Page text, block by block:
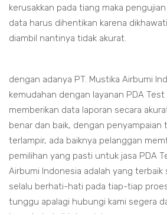
kerusakkan pada tiang maka
data harus dihentikan karena
diambil nantinya tidak akurat.
dengan adanya PT. Mustika Airbumi
kemudahan dengan layanan PDA
memberikan data laporan secara
benar dan baik, dengan penyampaian
terlampir, ada baiknya pelanggan
pemilihan yang pasti untuk jasa PDA
Airbumi Indonesia adalah yang
selalu berhati-hati pada tiap-tiap
tunggu apalagi hubungi kami segera